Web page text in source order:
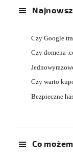
Czy Google
Czy domena
Czy warto
Bezpieczne
Co